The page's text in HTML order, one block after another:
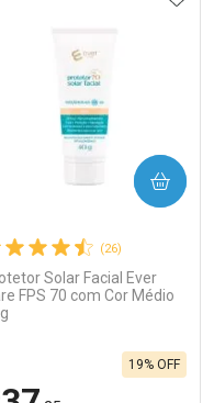
(26)
Solar Facial Ever
FPS 70 com Cor Médio
19% OFF
COMPRAR